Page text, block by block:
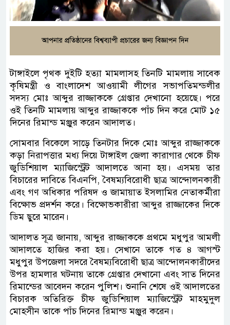
টাঙ্গাইলে পৃথক দুইটি হত্যা মামলাসহ তিনটি মামলায় সাবেক
কৃষিমন্ত্রী ও বাংলাদেশ আওয়ামী লীগের সভাপতিমন্ডলীর
সদস্য মোঃ আব্দুর রাজ্জাককে গ্রেপ্তার দেখানো হয়েছে। পরে
ওই তিনটি মামলায় আব্দুর রাজ্জাককে পাঁচ দিন করে মোট ১৫
দিনের রিমান্ড মঞ্জুর করেন আদালত।
সোমবার বিকেলে সাড়ে তিনটার দিকে মোঃ আব্দুর রাজ্জাককে
কড়া নিরাপত্তার মধ্য দিয়ে টাঙ্গাইল জেলা কারাগার থেকে চীফ
জুডিশিয়াল ম্যাজিস্ট্রেট আদালতে আনা হয়। এসময় তার
বিচারের দাবিতে বিএনপি, বৈষম্যবিরোধী ছাত্র আন্দোলনকারী
এবং গণ অধিকার পরিষদ ও জামায়াত ইসলামির নেতাকর্মীরা
বিক্ষোভ প্রদর্শন করে। বিক্ষোভকারীরা আব্দুর রাজ্জাকের দিকে
ডিম ছুরে মারেন।
আদালত সূত্র জানায়, আব্দুর রাজ্জাককে প্রথমে মধুপুর আমলী
আদালতে হাজির করা হয়। সেখানে তাকে গত ৪ আগস্ট
মধুপুর উপজেলা সদরে বৈষম্যবিরোধী ছাত্র আন্দোলনকারীদের
উপর হামলার ঘটনায় তাকে গ্রেপ্তার দেখানো এবং সাত দিনের
রিমান্ডের আবেদন করেন পুলিশ। শুনানি শেষে ওই আদালতের
বিচারক অতিরিক্ত চীফ জুডিশিয়াল ম্যাজিস্ট্রেট মাহমুদুল
মোহসীন তাকে পাঁচ দিনের রিমান্ড মঞ্জুর করেন।